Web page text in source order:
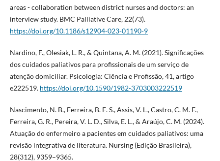
areas - collaboration between district nurses and doctors: an
interview study. BMC Palliative Care, 22(73).
https://doi.org/10.1186/s12904-023-01190-9
Nardino, F., Olesiak, L. R., & Quintana, A. M. (2021). Significações
dos cuidados paliativos para profissionais de um serviço de
atenção domiciliar. Psicologia: Ciência e Profissão, 41, artigo
e222519. https://doi.org/10.1590/1982-3703003222519
Nascimento, N. B., Ferreira, B. E. S., Assis, V. L., Castro, C. M. F.,
Ferreira, G. R., Pereira, V. L. D., Silva, E. L., & Araújo, C. M. (2024).
Atuação do enfermeiro a pacientes em cuidados paliativos: uma
revisão integrativa de literatura. Nursing (Edição Brasileira),
28(312), 9359–9365.